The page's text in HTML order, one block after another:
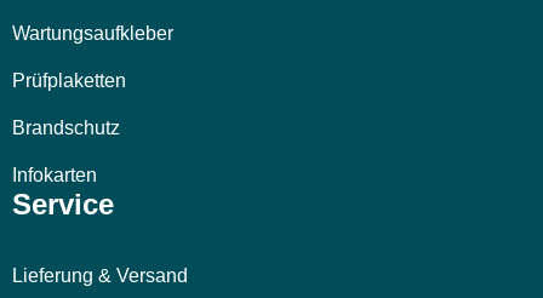
Wartungsaufkleber
Prüfplaketten
Brandschutz
Infokarten
Service
Lieferung & Versand